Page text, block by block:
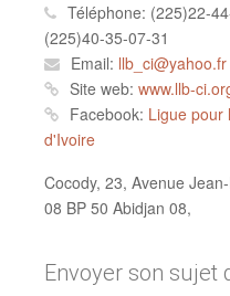
Téléphone: (225)22-
(225)40-35-07-31
Email: llb_ci@yahoo.fr
Site web: www.llb-
Facebook: Ligue pour
d'Ivoire
Cocody, 23, Avenue
08 BP 50 Abidjan 08,
Envoyer son sujet